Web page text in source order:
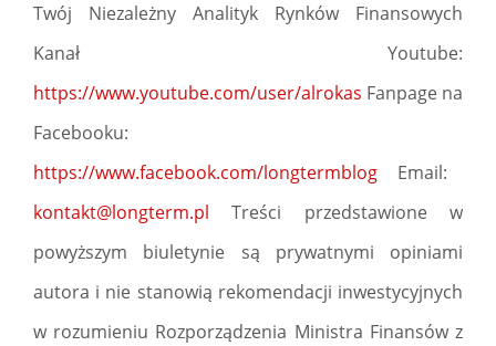
Twój Niezależny Analityk Rynków Finansowych
Kanał Youtube:
https://www.youtube.com/user/alrokas Fanpage na
Facebooku:
https://www.facebook.com/longtermblog Email:
kontakt@longterm.plTreści przedstawione w
powyższym biuletynie są prywatnymi opiniami
autora i nie stanowią rekomendacji inwestycyjnych
w rozumieniu Rozporządzenia Ministra Finansów z